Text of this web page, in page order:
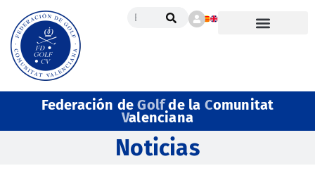
Federación deGolfde la Comunitat
Valenciana
Noticias